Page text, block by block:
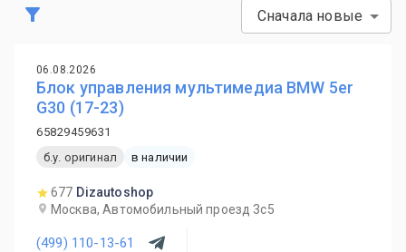
Сначала новые
06.08.2026
Блок управления мультимедиа BMW 5er
G30 (17-23)
65829459631
б.у. оригинал
в наличии
677 Dizautoshop
Москва, Автомобильный проезд 3с5
(499) 110-13-61